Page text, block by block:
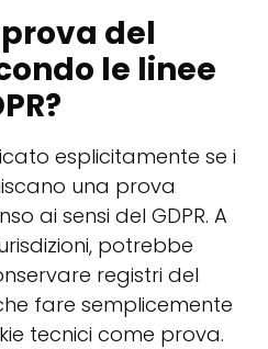
del
le linee
esplicitamente se i
una prova
ai sensi del GDPR. A
potrebbe
registri del
fare semplicemente
tecnici come prova.